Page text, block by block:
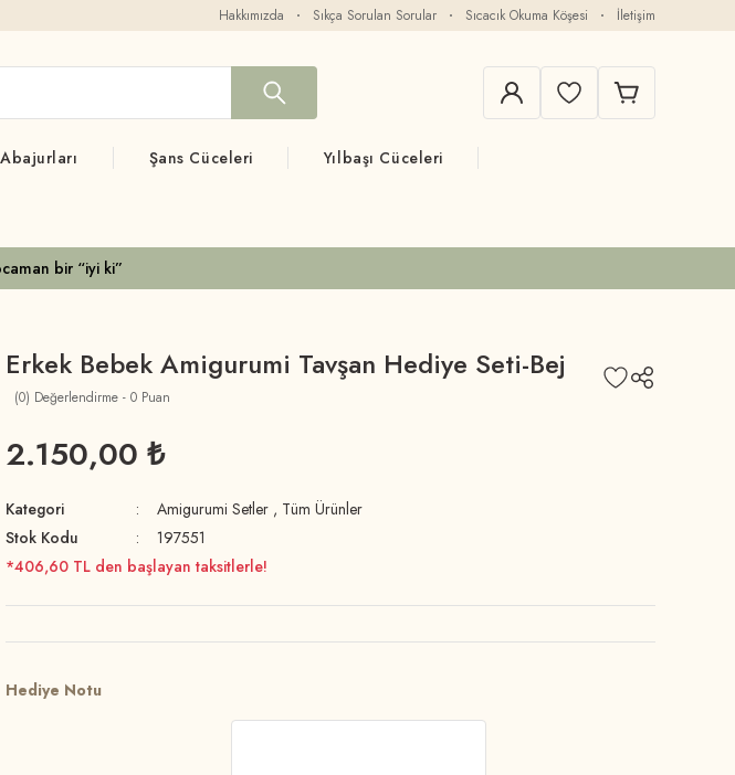
Hakkımızda Sıkça Sorulan Sorular Sıcacık Okuma Köşesi İletişim
Şans Cüceleri Yılbaşı Cüceleri
bir “iyi ki”
Erkek Bebek Amigurumi Tavşan Hediye Seti-Bej
(0) Değerlendirme - 0 Puan
2.150,00 ₺
Kategori Amigurumi Setler , Tüm Ürünler
Stok Kodu
197551
*406,60 TL den başlayan taksitlerle!
Hediye Notu